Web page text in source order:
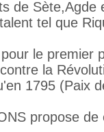
de Sète,Agde
tel que
le premier
la
1795 (Paix
propose